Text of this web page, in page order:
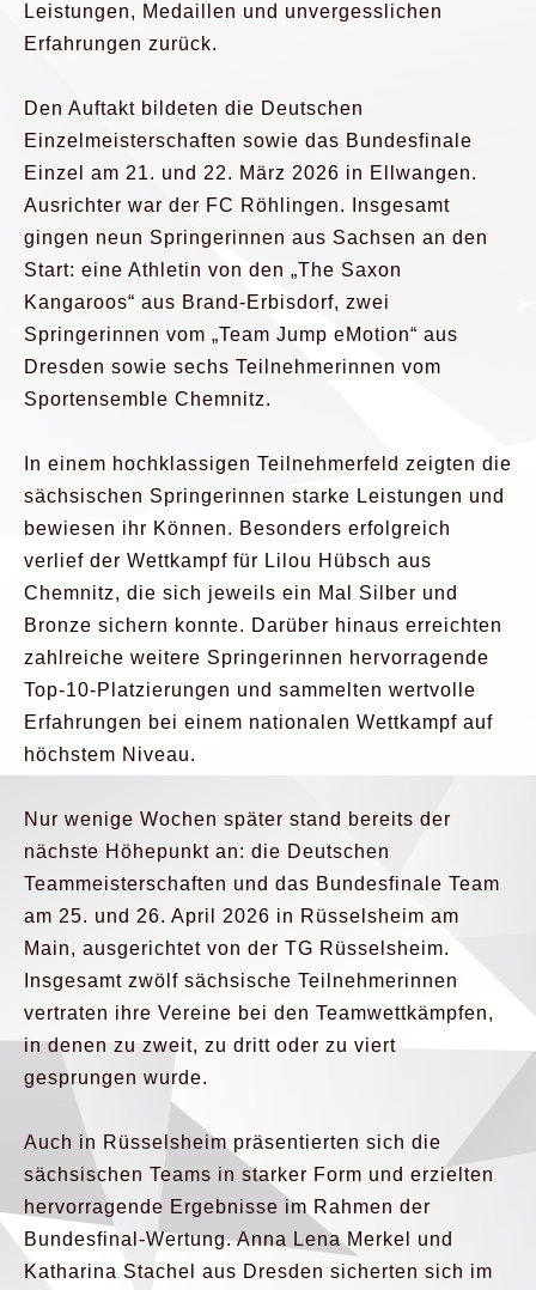
Leistungen, Medaillen und unvergesslichen
Erfahrungen zurück.
Den Auftakt bildeten die Deutschen
Einzelmeisterschaften sowie das Bundesfinale
Einzel am 21. und 22. März 2026 in Ellwangen.
Ausrichter war der FC Röhlingen. Insgesamt
gingen neun Springerinnen aus Sachsen an den
Start: eine Athletin von den „The Saxon
Kangaroos“ aus Brand-Erbisdorf, zwei
Springerinnen vom „Team Jump eMotion“ aus
Dresden sowie sechs Teilnehmerinnen vom
Sportensemble Chemnitz.
In einem hochklassigen Teilnehmerfeld zeigten die
sächsischen Springerinnen starke Leistungen und
bewiesen ihr Können. Besonders erfolgreich
verlief der Wettkampf für Lilou Hübsch aus
Chemnitz, die sich jeweils ein Mal Silber und
Bronze sichern konnte. Darüber hinaus erreichten
zahlreiche weitere Springerinnen hervorragende
Top-10-Platzierungen und sammelten wertvolle
Erfahrungen bei einem nationalen Wettkampf auf
höchstem Niveau.
Nur wenige Wochen später stand bereits der
nächste Höhepunkt an: die Deutschen
Teammeisterschaften und das Bundesfinale Team
am 25. und 26. April 2026 in Rüsselsheim am
Main, ausgerichtet von der TG Rüsselsheim.
Insgesamt zwölf sächsische Teilnehmerinnen
vertraten ihre Vereine bei den Teamwettkämpfen,
in denen zu zweit, zu dritt oder zu viert
gesprungen wurde.
Auch in Rüsselsheim präsentierten sich die
sächsischen Teams in starker Form und erzielten
hervorragende Ergebnisse im Rahmen der
Bundesfinal-Wertung. Anna Lena Merkel und
Katharina Stachel aus Dresden sicherten sich im